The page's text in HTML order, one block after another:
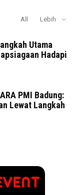
All Lebih
Utama
Hadapi
PMI Badung:
Lewat Langkah